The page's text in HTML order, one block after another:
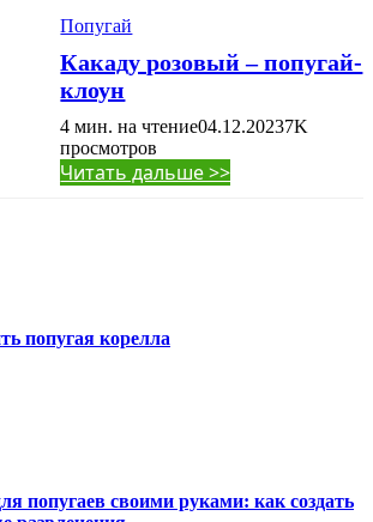
Попугай
Какаду розовый – попугай-
клоун
4 мин. на чтение04.12.20237K
просмотров
Читать дальше >>
попугая корелла
попугаев своими руками: как создать